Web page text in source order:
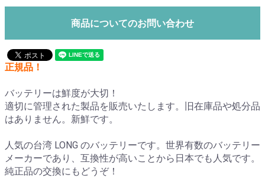
商品についてのお問い合わせ
正規品！
バッテリーは鮮度が大切！
適切に管理された製品を販売いたします。旧在庫品や処分品
はありません。新鮮です。
人気の台湾 LONG のバッテリーです。世界有数のバッテリー
メーカーであり、互換性が高いことから日本でも人気です。
純正品の交換にもどうぞ！